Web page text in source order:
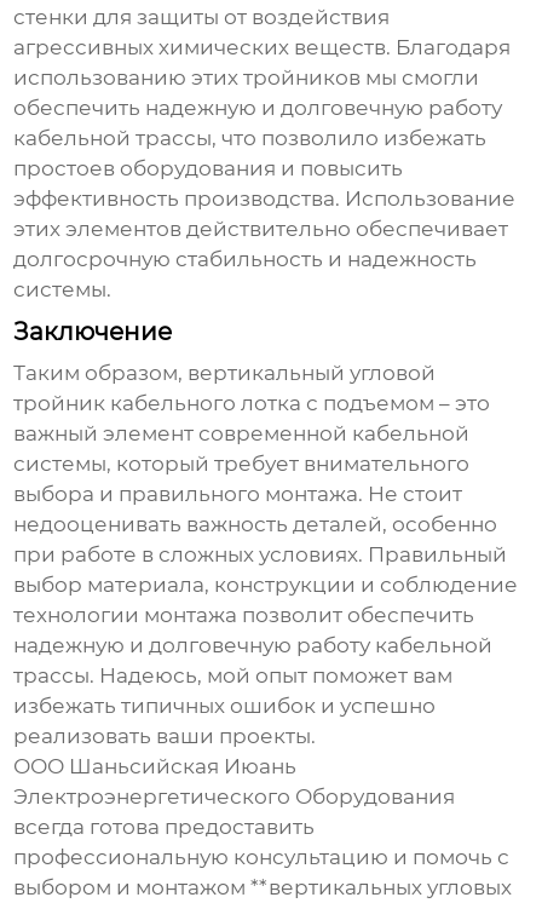
стенки для защиты от воздействия
агрессивных химических веществ. Благодаря
использованию этих тройников мы смогли
обеспечить надежную и долговечную работу
кабельной трассы, что позволило избежать
простоев оборудования и повысить
эффективность производства. Использование
этих элементов действительно обеспечивает
долгосрочную стабильность и надежность
системы.
Заключение
Таким образом, вертикальный угловой
тройник кабельного лотка с подъемом – это
важный элемент современной кабельной
системы, который требует внимательного
выбора и правильного монтажа. Не стоит
недооценивать важность деталей, особенно
при работе в сложных условиях. Правильный
выбор материала, конструкции и соблюдение
технологии монтажа позволит обеспечить
надежную и долговечную работу кабельной
трассы. Надеюсь, мой опыт поможет вам
избежать типичных ошибок и успешно
реализовать ваши проекты.
ООО Шаньсийская Июань
Электроэнергетического Оборудования
всегда готова предоставить
профессиональную консультацию и помочь с
выбором и монтажом **вертикальных угловых